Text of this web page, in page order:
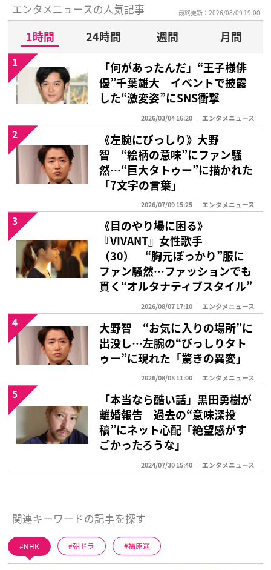
エンタメニュースの人気記事 最終更新：2026/08/09 19:00
1時間 24時間 週間
月間
「何があったんだ」“王子様俳
優”千葉雄大 イベントで披露
した“激変姿”にSNS衝撃
2026/03/04 16:20 エンタメニュース
1
《左腕にびっしり》大野
智 “絵柄の意味”にファン騒
然…“巨大タトゥー”に描かれた
「7文字の言葉」
2026/07/09 15:25 エンタメニュース
2
《目のやり場に困る》
『VIVANT』女性歌手
（30） “胸元ぽっかり”服に
ファン騒然…ファッションでも
貫く“オルタナティブスタイル”
2026/08/07 17:10 エンタメニュース
3
大野智 “お気に入りの場所”に
出没し…左腕の“びっしりタト
ゥー”に現れた「驚きの異変」
2026/08/08 11:00 エンタメニュース
4
「本当なら酷い話」黒田勇樹が
離婚報告 過去の“意味深投
稿”にネット心配「絶望感がす
ごかったろうな」
2024/07/30 15:40 エンタメニュース
5
関連キーワードの記事を探す
NHK 朝ドラ 福原遥